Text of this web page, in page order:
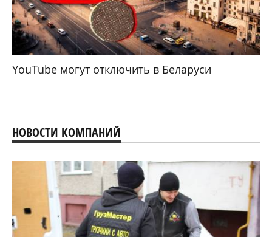
YouTube могут отключить в Беларуси
НОВОСТИ КОМПАНИЙ